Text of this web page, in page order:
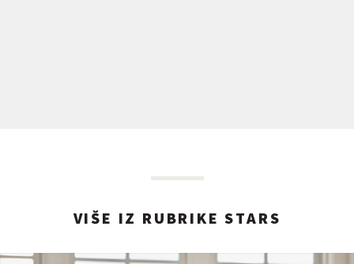
VIŠE IZ RUBRIKE STARS